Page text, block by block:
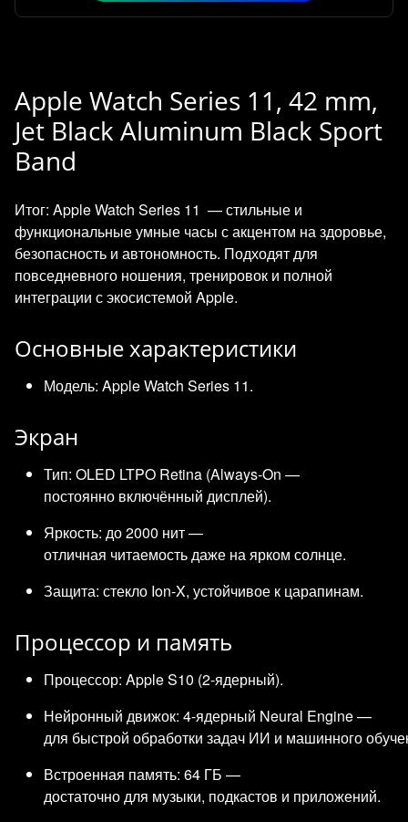
Apple Watch Series 11, 42 mm,
Jet Black Aluminum Black Sport
Band
Итог: Apple Watch Series 11 — стильные и
функциональные умные часы с акцентом на здоровье,
безопасность и автономность. Подходят для
повседневного ношения, тренировок и полной
интеграции с экосистемой Apple.
Основные характеристики
Модель: Apple Watch Series 11.
Экран
Тип: OLED LTPO Retina (Always‑On —
постоянно включённый дисплей).
Яркость: до 2000 нит —
отличная читаемость даже на ярком солнце.
Защита: стекло Ion‑X, устойчивое к царапинам.
Процессор и память
Процессор: Apple S10 (2‑ядерный).
Нейронный движок: 4‑ядерный Neural Engine —
для быстрой обработки задач ИИ и машинного
Встроенная память: 64 ГБ —
достаточно для музыки, подкастов и приложений.